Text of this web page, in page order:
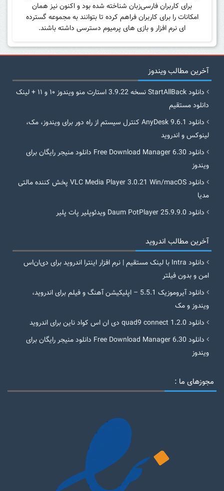
برای کاربران فارسی‌زبان شناخته شده بود و اکنون نیز همان
امکانات را برای کاربران فراهم کرده تا بتوانند به مجموعه گسترده
ای نرم افزار و بازی های پرمیوم دسترسی داشته باشند.
آخرین مطالب ویندوز
دانلود StartAllBack نسخه 3.9.22 استارت منو ویندوز ۱۰ و ۱۱ + لینک
دانلود مستقیم
دانلود AnyDesk 9.6.1 کنترل سیستم از راه دور برای ویندوز، مک،
لینوکس و اندروید
دانلود Free Download Manager 6.30 دانلود منیجر رایگان برای
ویندوز
دانلود VLC Media Player 3.0.21 Win/macOS پخش کننده مالتی
مدیا
دانلود Daum PotPlayer 25.9.9.0 ویدئوپلیر پات پلیر
آخرین مطالب اندروید
دانلود Intra با لینک مستقیم | نرم افزار اینترا اندروید برای دی‌ان‌اس
امن و بدون فیلتر
دانلود آیروموزیک 5.5.1 – اپلیکیشن آهنگ و فیلم برای اندروید،
ویندوز و مک
دانلود quad9 connect 1.2.0 دی ان اس کواد ناین برای اندروید
دانلود Free Download Manager 6.30 دانلود منیجر رایگان برای
ویندوز
مجوزهای ما :